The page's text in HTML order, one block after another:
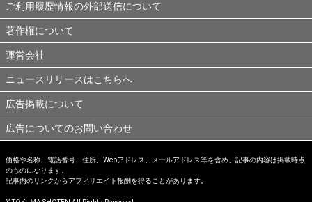
ご利用履歴情報の外部送信について
著作権について
運営会社
ニュースリリースはこちらへ
広告掲載について
広告についてのお問い合わせ
価格や名称、電話番号、住所、Webアドレス、メールアドレス等を含め、記事の内容は掲載時点
のものになります。
記事内のリンクからアフィリエイト報酬を得ることがあります。